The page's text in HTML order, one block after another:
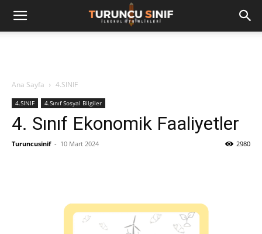
Ana Sayfa 4.SINIF
4.SINIF 4.Sınıf Sosyal Bilgiler
4. Sınıf Ekonomik Faaliyetler
Turuncusinif - 10 Mart 2024 2980